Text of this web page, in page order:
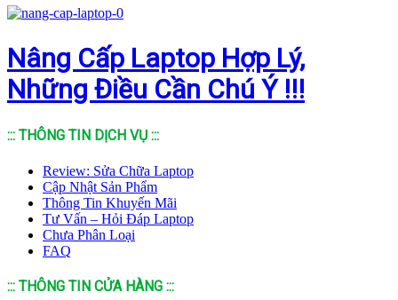
Nâng Cấp Laptop Hợp Lý,
Những Điều Cần Chú Ý !!!
::: THÔNG TIN DỊCH VỤ :::
Review: Sửa Chữa Laptop
Cập Nhật Sản Phẩm
Thông Tin Khuyến Mãi
Tư Vấn – Hỏi Đáp Laptop
Chưa Phân Loại
FAQ
::: THÔNG TIN CỬA HÀNG :::